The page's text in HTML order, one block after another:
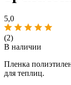
5,0
(2)
В наличии
Пленка
для теплиц.